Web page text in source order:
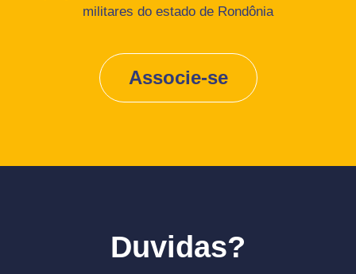
militares do estado de Rondônia
Associe-se
Duvidas?